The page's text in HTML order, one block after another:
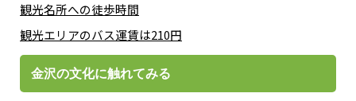
観光名所への徒歩時間
観光エリアのバス運賃は210円
金沢の文化に触れてみる